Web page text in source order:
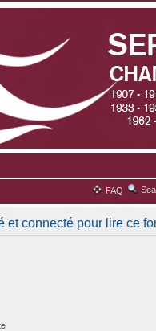
FAQ
et connecté pour lire ce